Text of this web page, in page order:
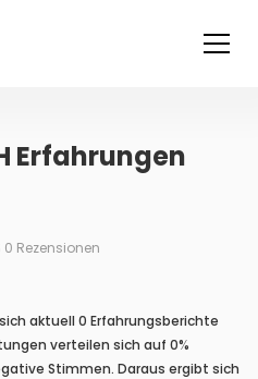
Erfahrungen
0 Rezensionen
aktuell 0 Erfahrungsberichte
verteilen sich auf 0%
Stimmen. Daraus ergibt sich